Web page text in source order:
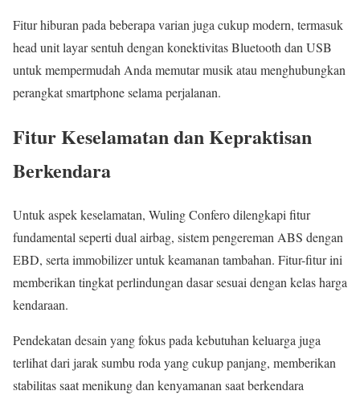
Fitur hiburan pada beberapa varian juga cukup modern, termasuk
head unit layar sentuh dengan konektivitas Bluetooth dan USB
untuk mempermudah Anda memutar musik atau menghubungkan
perangkat smartphone selama perjalanan.
Fitur Keselamatan dan Kepraktisan
Berkendara
Untuk aspek keselamatan, Wuling Confero dilengkapi fitur
fundamental seperti dual airbag, sistem pengereman ABS dengan
EBD, serta immobilizer untuk keamanan tambahan. Fitur-fitur ini
memberikan tingkat perlindungan dasar sesuai dengan kelas harga
kendaraan.
Pendekatan desain yang fokus pada kebutuhan keluarga juga
terlihat dari jarak sumbu roda yang cukup panjang, memberikan
stabilitas saat menikung dan kenyamanan saat berkendara